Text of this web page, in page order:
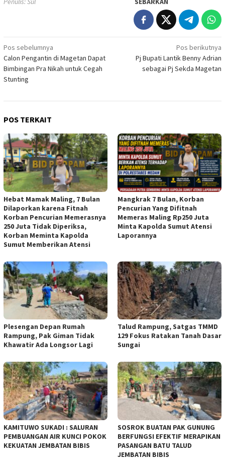
Navigasi
pos
Pos sebelumnya
Calon Pengantin di Magetan Dapat
Bimbingan Pra Nikah untuk Cegah
Stunting
Pos berikutnya
Pj Bupati Lantik Benny Adrian
sebagai Pj Sekda Magetan
POS TERKAIT
Hebat Mamak Maling, 7 Bulan
Dilaporkan karena Fitnah
Korban Pencurian Memerasnya
250 Juta Tidak Diperiksa,
Korban Meminta Kapolda
Sumut Memberikan Atensi
Mangkrak 7 Bulan, Korban
Pencurian Yang Difitnah
Memeras Maling Rp250 Juta
Minta Kapolda Sumut Atensi
Laporannya
Plesengan Depan Rumah
Rampung, Pak Giman Tidak
Khawatir Ada Longsor Lagi
Talud Rampung, Satgas TMMD
129 Fokus Ratakan Tanah Dasar
Sungai
KAMITUWO SUKADI : SALURAN
PEMBUANGAN AIR KUNCI POKOK
KEKUATAN JEMBATAN BIBIS
SOSROK BUATAN PAK GUNUNG
BERFUNGSI EFEKTIF MERAPIKAN
PASANGAN BATU TALUD
JEMBATAN BIBIS